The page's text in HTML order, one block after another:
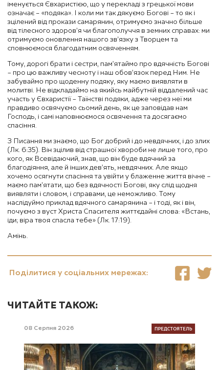
іменується Євхаристією, що у перекладі з грецької мови
означає – «подяка». І коли ми так дякуємо Богові – то як і
зцілений від прокази самарянин, отримуємо значно більше
від тілесного здоров’я чи благополуччя в земних справах: ми
отримуємо оновлення нашого зв’язку з Творцем та
сповнюємося благодатним освяченням.
Тому, дорогі брати і сестри, пам’ятаймо про вдячність Богові
– про цю важливу чесноту і наш обов’язок перед Ним. Не
забуваймо про щоденну подяку, яку маємо виявляти в
молитві. Не відкладаймо на якийсь майбутній віддалений час
участь у Євхаристії – Таїнстві подяки, адже через неї ми
правдиво освячуємо сьомий день, як це заповідав нам
Господь, і самі наповнюємося освячення та досягаємо
спасіння.
З Писання ми знаємо, що Бог добрий і до невдячних, і до злих
(Лк. 6:35). Він зцілив від страшної хвороби не лише того, про
кого, як Всевідаючий, знав, що він буде вдячний за
благодіяння, але й інших дев’ять, невдячних. Але якщо
хочемо осягнути спасіння та увійти у блаженне життя вічне –
маємо пам’ятати, що без вдячності Богові, яку слід щодня
виявляти і словом, і справами, це неможливо. Тому
наслідуймо приклад вдячного самарянина – і тоді, як і він,
почуємо з вуст Христа Спасителя життєдайні слова: «Встань,
іди; віра твоя спасла тебе» (Лк. 17:19).
Амінь.
Поділитися у соціальних мережах:
ЧИТАЙТЕ ТАКОЖ:
08 Серпня 2026 ПРЕДСТОЯТЕЛЬ